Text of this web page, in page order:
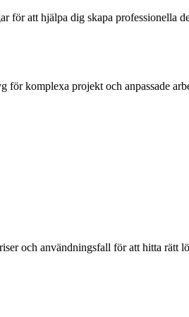
att hjälpa dig skapa professionella
komplexa projekt och anpassade
och användningsfall för att hitta rätt